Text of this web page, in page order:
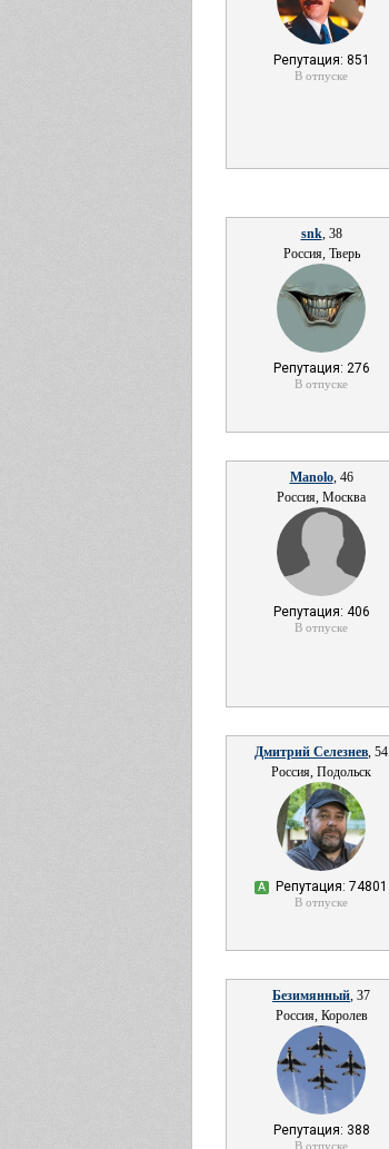
Репутация: 851
В отпуске
snk, 38
Россия, Тверь
Репутация: 276
В отпуске
Manolo, 46
Россия, Москва
Репутация: 406
В отпуске
Дмитрий Селезнев, 54
Россия, Подольск
А Репутация: 74801
В отпуске
Безимянный, 37
Россия, Королев
Репутация: 388
В отпуске